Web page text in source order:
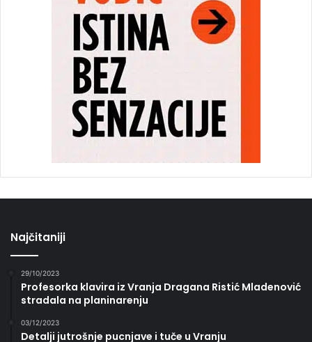
Najčitaniji
29/10/2023
Profesorka klavira iz Vranja Dragana Ristić Mladenović
stradala na planinarenju
03/12/2023
Detalji jutrošnje pucnjave i tuče u Vranju